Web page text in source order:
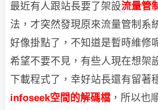
最近有人跟站長要了架設流量管
法，才突然發現原來流量管制 系
好像掛點了，不知道是暫時維修
希望不要不見，有些人現在想架
下載程式了，幸好站長還有留著
infoseek空間的解碼檔 ，所以也